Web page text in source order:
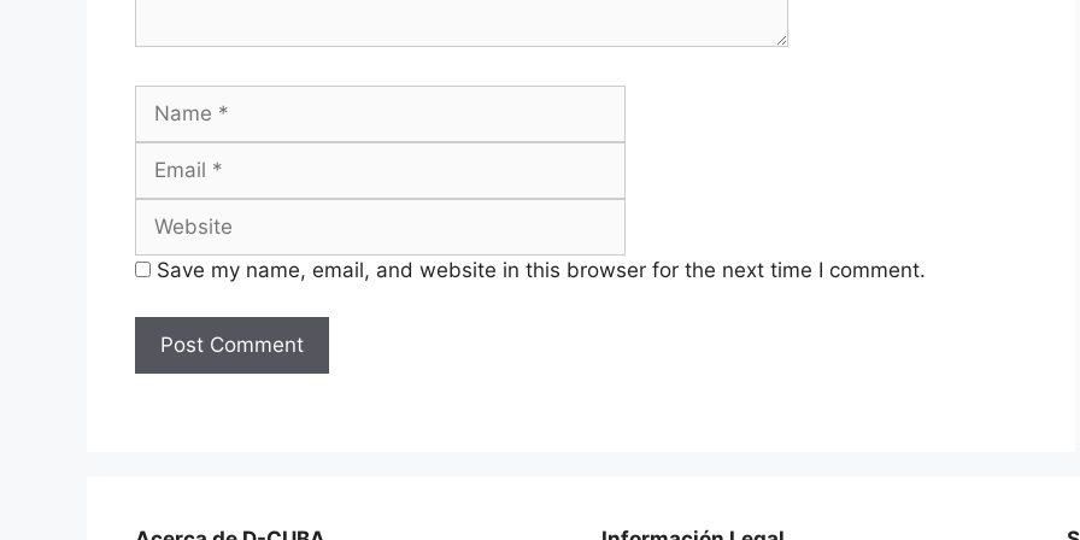
Name
Save my name, email, and website in this browser for the next time I comment.